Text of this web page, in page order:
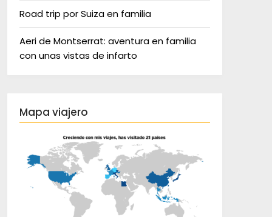
Road trip por Suiza en familia
Aeri de Montserrat: aventura en familia
con unas vistas de infarto
Mapa viajero